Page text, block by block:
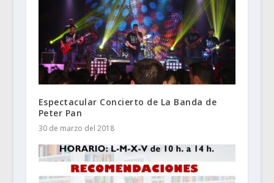
Espectacular Concierto de La Banda de
Peter Pan
30 de marzo del 2018